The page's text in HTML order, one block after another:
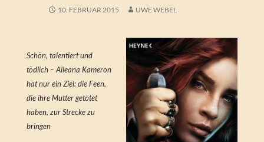
10. FEBRUAR 2015 UWE WEBEL
Schön, talentiert und
tödlich – Aileana Kameron
hat nur ein Ziel: die Feen,
die ihre Mutter getötet
haben, zur Strecke zu
bringen